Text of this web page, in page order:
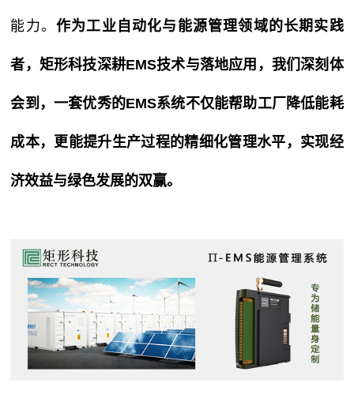
能力。作为工业自动化与能源管理领域的长期实践
者，矩形科技深耕EMS技术与落地应用，我们深刻体
会到，一套优秀的EMS系统不仅能帮助工厂降低能耗
成本，更能提升生产过程的精细化管理水平，实现经
济效益与绿色发展的双赢。